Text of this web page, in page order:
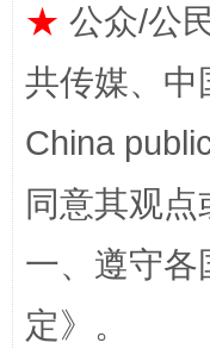
全民健身五年计
★ 公众/公
共传媒、中
China
同意其观
一、遵守各
定》。